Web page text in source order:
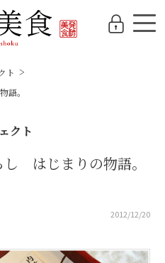
ト
。
クト
はじまりの物語。
2012/12/20